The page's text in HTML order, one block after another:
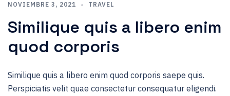
NOVIEMBRE 3, 2021 TRAVEL
Similique quis a libero enim
quod corporis
Similique quis a libero enim quod corporis saepe quis.
Perspiciatis velit quae consectetur consequatur eligendi.